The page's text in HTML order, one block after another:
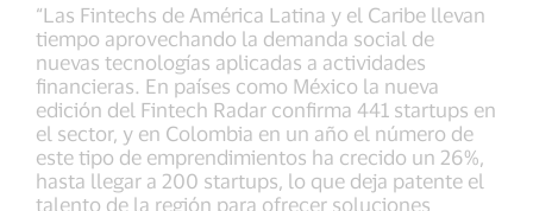
“Las Fintechs de América Latina y el Caribe llevan
tiempo aprovechando la demanda social de
nuevas tecnologías aplicadas a actividades
financieras. En países como México la nueva
edición del Fintech Radar confirma 441 startups en
el sector, y en Colombia en un año el número de
este tipo de emprendimientos ha crecido un 26%,
hasta llegar a 200 startups, lo que deja patente el
talento de la región para ofrecer soluciones